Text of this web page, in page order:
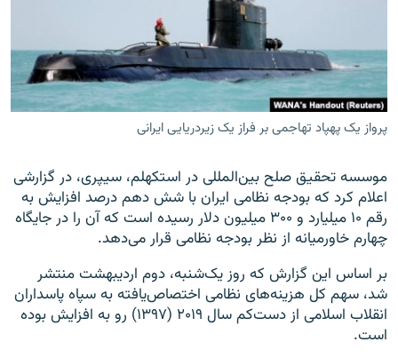
زبان‌های دیگر
پرواز یک پهپاد تهاجمی بر فراز یک زیردریایی ایرانی
موسسه تحقیق صلح بین‌المللی در استکهلم، سیپری، در گزارشی
اعلام کرد که بودجه نظامی ایران با شش دهم درصد افزایش به
رقم ۱۰ میلیارد و ۳۰۰ میلیون دلار رسیده است که آن را در جایگاه
چهارم خاورمیانه از نظر بودجه نظامی قرار می‌دهد.
بر اساس این گزارش که روز یک‌شنبه، دوم اردیبهشت منتشر
شد، سهم کل هزینه‌های نظامی اختصاص‌یافته به سپاه پاسداران
انقلاب اسلامی از دست‌کم سال ۲۰۱۹ (۱۳۹۷) رو به افزایش بوده
است.